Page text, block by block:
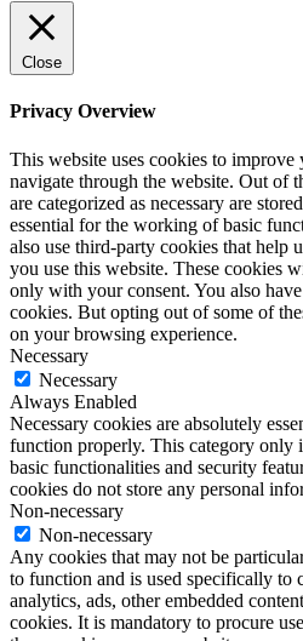
Close
Privacy Overview
This website uses cookies to
navigate through the website. Out of
are categorized as necessary are
essential for the working of basic
also use third-party cookies that help
you use this website. These cookies
only with your consent. You also
cookies. But opting out of some of
on your browsing experience.
Necessary
Necessary
Always Enabled
Necessary cookies are absolutely
function properly. This category only
basic functionalities and security
cookies do not store any personal
Non-necessary
Non-necessary
Any cookies that may not be
to function and is used specifically to
analytics, ads, other embedded
cookies. It is mandatory to procure